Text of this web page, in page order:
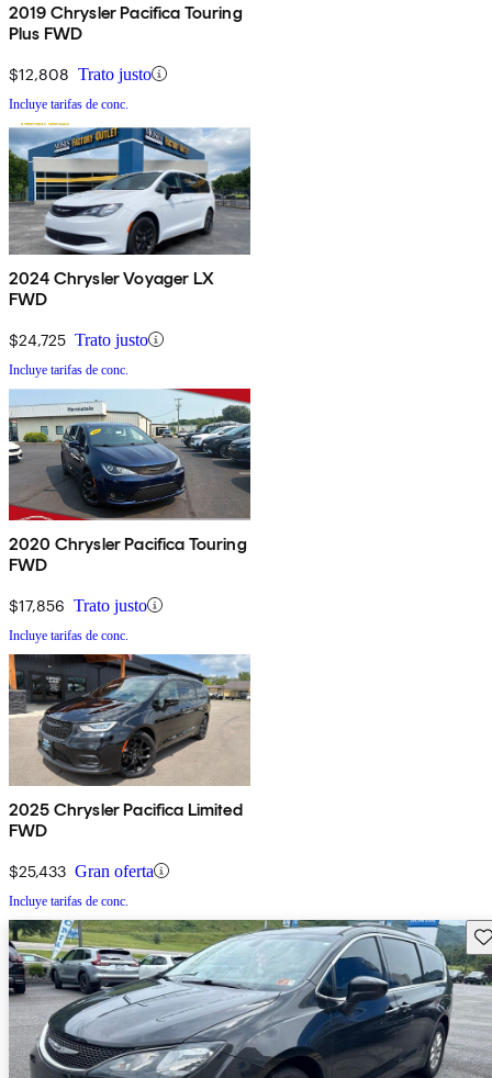
2019 Chrysler Pacifica Touring
Plus FWD
$12,808 Trato justo
Incluye tarifas de conc.
2024 Chrysler Voyager LX
FWD
$24,725 Trato justo
Incluye tarifas de conc.
2020 Chrysler Pacifica Touring
FWD
$17,856 Trato justo
Incluye tarifas de conc.
2025 Chrysler Pacifica Limited
FWD
$25,433 Gran oferta
Incluye tarifas de conc.